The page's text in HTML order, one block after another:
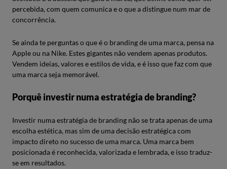
percebida, com quem comunica e o que a distingue num mar de
concorrência.
Se ainda te perguntas o que é o branding de uma marca, pensa na
Apple ou na Nike. Estes gigantes não vendem apenas produtos.
Vendem ideias, valores e estilos de vida, e é isso que faz com que
uma marca seja memorável.
Porquê investir numa estratégia de branding?
Investir numa estratégia de branding não se trata apenas de uma
escolha estética, mas sim de uma decisão estratégica com
impacto direto no sucesso de uma marca. Uma marca bem
posicionada é reconhecida, valorizada e lembrada, e isso traduz-
se em resultados.